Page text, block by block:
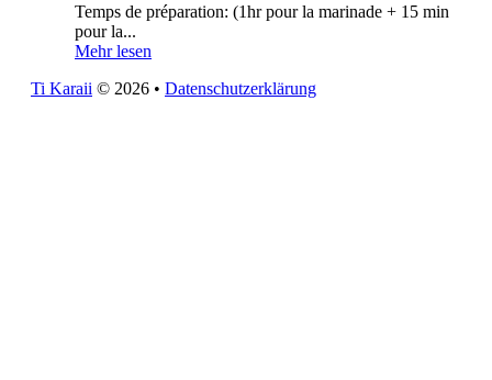
Temps de préparation: (1hr pour la marinade + 15 min
pour la...
Mehr lesen
Ti Karaii © 2026 • Datenschutzerklärung